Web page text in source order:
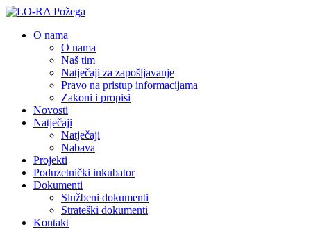
O nama
O nama
Naš tim
Natječaji za zapošljavanje
Pravo na pristup informacijama
Zakoni i propisi
Novosti
Natječaji
Natječaji
Nabava
Projekti
Poduzetnički inkubator
Dokumenti
Službeni dokumenti
Strateški dokumenti
Kontakt